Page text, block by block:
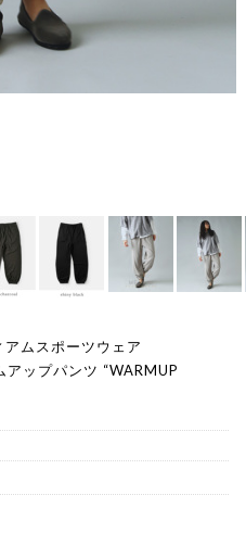
ムスポーツウェア
ップパンツ “WARMUP